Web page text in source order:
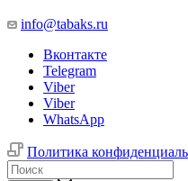
info@tabaks.ru
Вконтакте
Telegram
Viber
Viber
WhatsApp
Политика